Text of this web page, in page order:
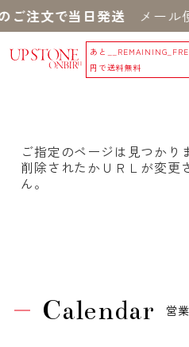
注文で当日発送メール便
あと
円で送料無料
ご指定のページは見つかり
削除されたかＵＲＬが変更
ん。
Calendar 営